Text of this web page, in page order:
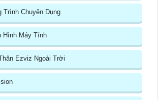
Trình Chuyên Dụng
Hình Máy Tính
Ezviz Ngoài Trời